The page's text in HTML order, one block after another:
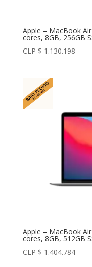
Apple – MacBook
cores, 8GB, 256GB
CLP $ 1.130.198
Apple – MacBook
cores, 8GB, 512GB
CLP $ 1.404.784